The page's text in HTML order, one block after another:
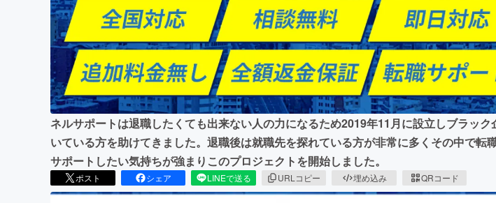
CAMPFIRE for Social Good
CAMPFIREふるさと納税
ネルサポートは退職したくても出来ない人の力になるため2019年11月に設立しブラック
いている方を助けてきました。退職後は就職先を探れている方が非常に多くその中で転
サポートしたい気持ちが強まりこのプロジェクトを開始しました。
ポスト シェア LINEで送る URLコピー 埋め込み QRコード